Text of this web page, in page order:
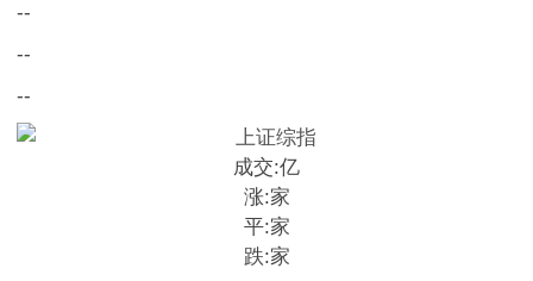
--
--
--
成交:亿
涨:家
平:家
跌:家